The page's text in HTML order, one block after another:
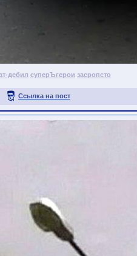
дебил суперЪгерои засропсто
Ссылка на пост